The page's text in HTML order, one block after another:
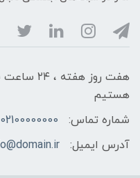
هفت روز
هستیم
شماره تماس:
02100000000
آدرس ایمیل: